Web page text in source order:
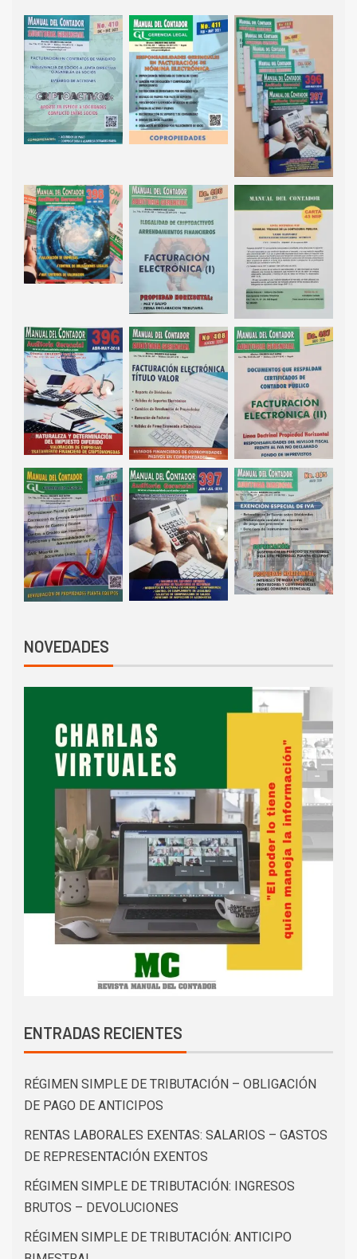
NOVEDADES
ENTRADAS RECIENTES
RÉGIMEN SIMPLE DE TRIBUTACIÓN – OBLIGACIÓN
DE PAGO DE ANTICIPOS
RENTAS LABORALES EXENTAS: SALARIOS – GASTOS
DE REPRESENTACIÓN EXENTOS
RÉGIMEN SIMPLE DE TRIBUTACIÓN: INGRESOS
BRUTOS – DEVOLUCIONES
RÉGIMEN SIMPLE DE TRIBUTACIÓN: ANTICIPO